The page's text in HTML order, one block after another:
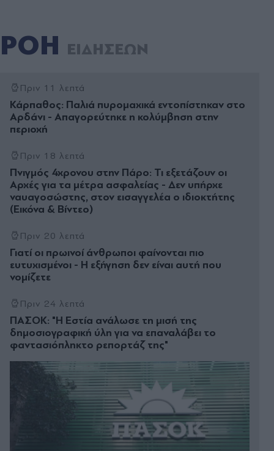
ΡΟΗ ΕΙΔΗΣΕΩΝ
Πριν 11 λεπτά
Κάρπαθος: Παλιά πυρομαχικά εντοπίστηκαν στο
Αρδάνι - Απαγορεύτηκε η κολύμβηση στην
περιοχή
Πριν 18 λεπτά
Πνιγμός 4χρονου στην Πάρο: Τι εξετάζουν οι
Αρχές για τα μέτρα ασφαλείας - Δεν υπήρχε
ναυαγοσώστης, στον εισαγγελέα ο ιδιοκτήτης
(Εικόνα & Βίντεο)
Πριν 20 λεπτά
Γιατί οι πρωινοί άνθρωποι φαίνονται πιο
ευτυχισμένοι - Η εξήγηση δεν είναι αυτή που
νομίζετε
Πριν 24 λεπτά
ΠΑΣΟΚ: "Η Εστία ανάλωσε τη μισή της
δημοσιογραφική ύλη για να επαναλάβει το
φαντασιόπληκτο ρεπορτάζ της"